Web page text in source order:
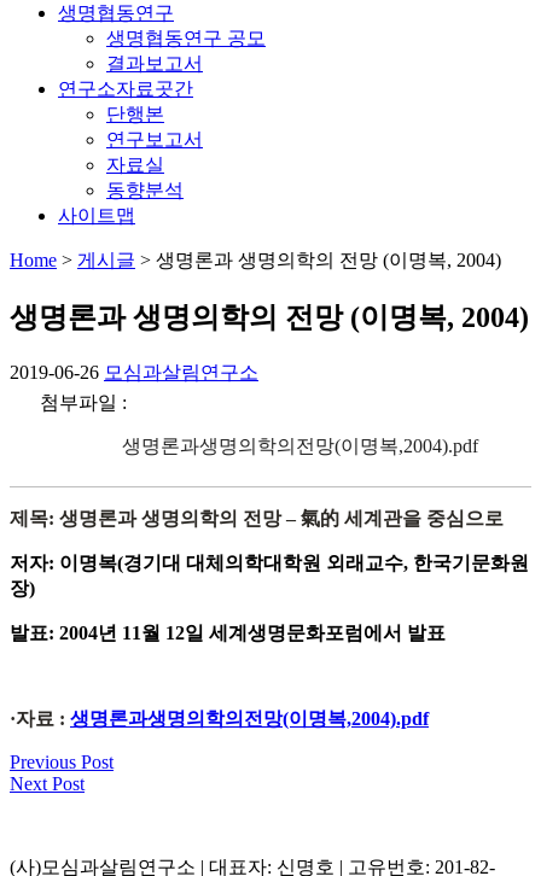
생명협동연구
생명협동연구 공모
결과보고서
연구소자료곳간
단행본
연구보고서
자료실
동향분석
사이트맵
Home > 게시글 > 생명론과 생명의학의 전망 (이명복, 2004)
생명론과 생명의학의 전망 (이명복, 2004)
2019-06-26 모심과살림연구소
첨부파일 :
생명론과생명의학의전망(이명복,2004).pdf
제목: 생명론과 생명의학의 전망 – 氣的 세계관을 중심으로
저자: 이명복(경기대 대체의학대학원 외래교수, 한국기문화원
장)
발표: 2004년 11월 12일 세계생명문화포럼에서 발표
·자료 : 생명론과생명의학의전망(이명복,2004).pdf
Previous Post
Next Post
(사)모심과살림연구소 | 대표자: 신명호 | 고유번호: 201-82-